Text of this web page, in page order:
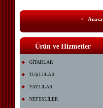
Ürün ve Hizmetler
GİTARLAR
TUŞLULAR
YAYLILAR
NEFESLİLER